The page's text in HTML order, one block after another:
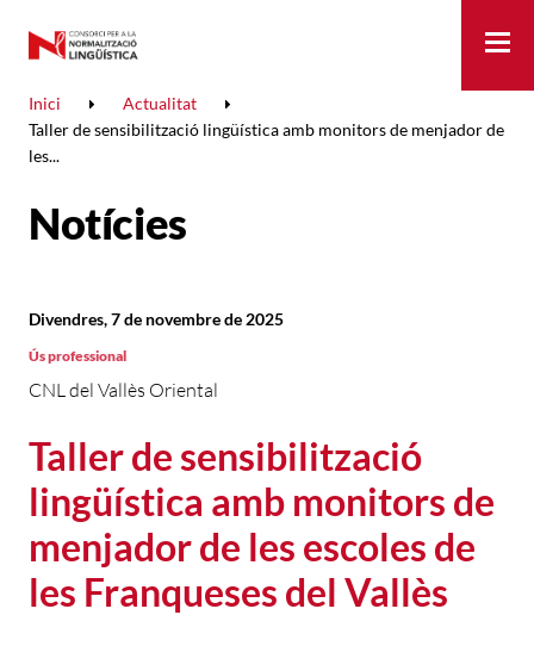
Inici
Actualitat
Taller de sensibilització lingüística amb monitors de menjador de
les...
Notícies
Taller de sensibilització
lingüística amb monitors de
menjador de les escoles de
les Franqueses del Vallès
CNL del Vallès Oriental
Divendres, 7 de novembre de 2025
Ús professional